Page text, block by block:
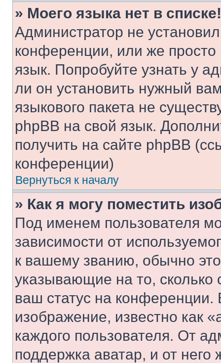
» Моего языка нет в списке!
Администратор не
конференции, или же
язык. Попробуйте узнать у
ли он установить нужный
языкового пакета не
phpBB на свой язык.
получить на сайте phpBB
конференции)
Вернуться к началу
» Как я могу поместить
Под именем пользователя
зависимости от
к вашему званию, обычно это
указывающие на то,
ваш статус на
изображение, известно как
каждого пользователя. От
поддержка аватар, и от него